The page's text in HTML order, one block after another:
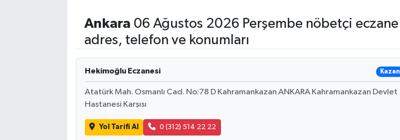
Ankara 06 Ağustos 2026 Perşembe nöbetçi eczane
adres, telefon ve konumları
Hekimoğlu Eczanesi Kazan
Atatürk Mah. Osmanlı Cad. No:78 D Kahramankazan ANKARA Kahramankazan Devlet
Hastanesi Karşısı
Yol Tarifi Al 0 (312) 514 22 22